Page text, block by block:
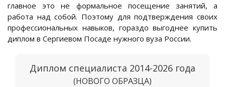
главное это не формальное посещение занятий, а
работа над собой. Поэтому для подтверждения своих
профессиональных навыков, гораздо выгоднее купить
диплом в Сергиевом Посаде нужного вуза России.
Диплом специалиста 2014-2026 года
(НОВОГО ОБРАЗЦА)